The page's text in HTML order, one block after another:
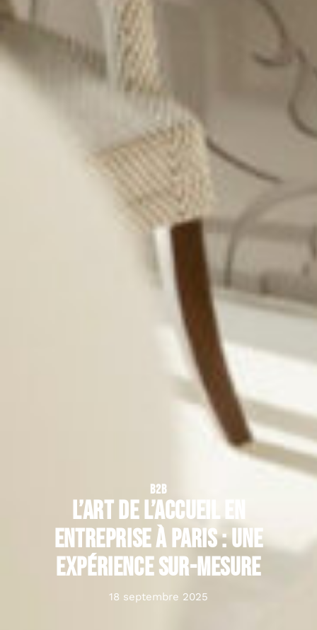
B2B
L’art de l’accueil en
entreprise à Paris : une
expérience sur-mesure
18 septembre 2025